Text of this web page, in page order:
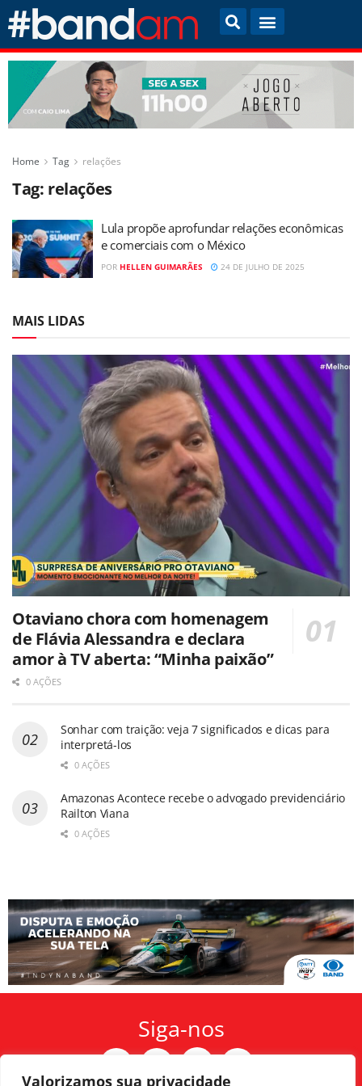
Valorizamos sua privacidade
Home Tag relações
Tag: relações
Lula propõe aprofundar relações econômicas
e comerciais com o México
POR HELLEN GUIMARÃES 24 DE JULHO DE 2025
MAIS LIDAS
Otaviano chora com homenagem
de Flávia Alessandra e declara
amor à TV aberta: “Minha paixão”
0 AÇÕES
Sonhar com traição: veja 7 significados e dicas para
interpretá-los
0 AÇÕES
Amazonas Acontece recebe o advogado previdenciário
Railton Viana
0 AÇÕES
Siga-nos